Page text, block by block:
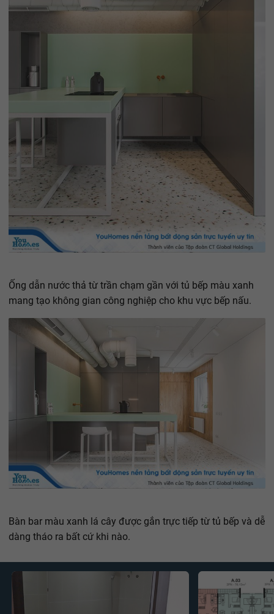
Ống dẫn nước thả từ trần chạm gần với tủ bếp màu xanh
mang tạo không gian công nghiệp cho khu vực bếp nấu.
Bàn bar màu xanh lá cây được gắn trực tiếp từ tủ bếp và dễ
dàng tháo ra bất cứ khi nào.